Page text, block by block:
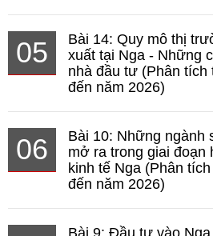
05
Bài 14: Quy mô thị
xuất tại Nga - Những
nhà đầu tư (Phân
đến năm 2026)
06
Bài 10: Những ngành
mở ra trong giai đoạn
kinh tế Nga (Phân
đến năm 2026)